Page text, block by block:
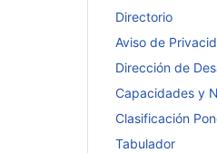
Directorio
Aviso de
Dirección de
Capacidades y
Clasificación
Tabulador